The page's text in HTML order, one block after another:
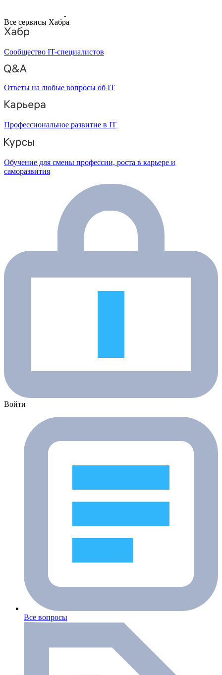
Все сервисы Хабра
Сообщество IT-специалистов
Ответы на любые вопросы об IT
Профессиональное развитие в IT
Обучение для смены профессии, роста в карьере и
саморазвития
Войти
Все вопросы